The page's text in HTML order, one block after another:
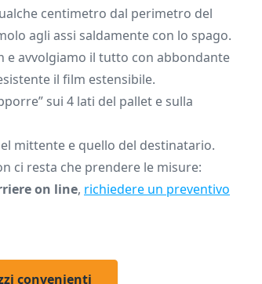
centimetro dal perimetro del
agli assi saldamente con lo spago.
avvolgiamo il tutto con abbondante
il film estensibile.
sui 4 lati del pallet e sulla
mittente e quello del destinatario.
ci resta che prendere le misure:
on line, richiedere un preventivo
convenienti